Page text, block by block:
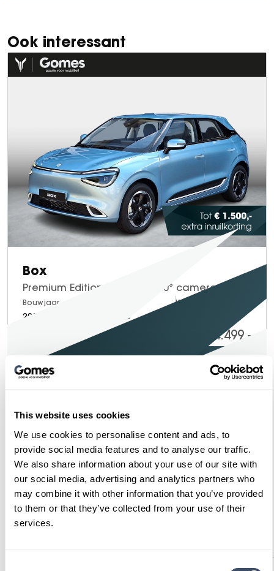
This website uses cookies
We use cookies to personalise content and ads, to
provide social media features and to analyse our traffic.
We also share information about your use of our site with
our social media, advertising and analytics partners who
may combine it with other information that you’ve provided
to them or that they’ve collected from your use of their
services.
Ook interessant
Box
Bouwjaar
2026 Electric
Km-stand
24.499,-
Service en diensten